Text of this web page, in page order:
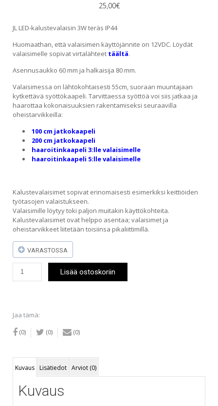
25,00€
JL LED-kalustevalaisin 3W teräs IP44
Huomaathan, että valaisimen käyttöjännite on 12VDC. Löydät
valaisimelle sopivat virtalähteet täältä.
Asennusaukko 60 mm ja halkaisija 80 mm.
Valaisimessa on lähtökohtaisesti 55cm, suoraan muuntajaan
kytkettävä syöttökaapeli. Tarvittaessa syöttöä voi siis jatkaa ja
haarottaa kokonaisuuksien rakentamiseksi seuraavilla
oheistarvikkeilla:
100 cm jatkokaapeli
200 cm jatkokaapeli
haaroitinkaapeli 3:lle valaisimelle
haaroitinkaapeli 5:lle valaisimelle
Kalustevalaisimet sopivat erinomaisesti esimerkiksi keittiöiden
työtasojen valaistukseen.
Valaisimille löytyy toki paljon muitakin käyttökohteita.
Kalustevalaisimet ovat helppo asentaa; valaisimet ja
oheistarvikkeet liitetään toisiinsa pikaliittimillä.
VARASTOSSA
LED-
IP44
Lisää ostoskoriin
Jaa tämä:
(0) (0) (0)
Kuvaus Lisätiedot Arviot (0)
Kuvaus